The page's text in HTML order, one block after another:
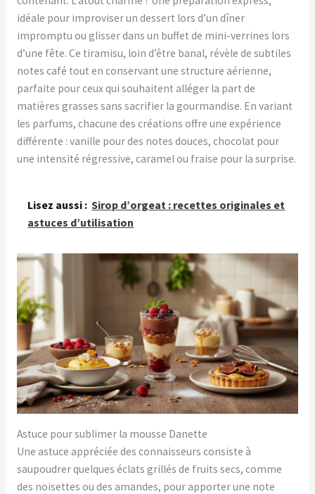
idéale pour improviser un dessert lors d’un dîner
impromptu ou glisser dans un buffet de mini-verrines lors
d’une fête. Ce tiramisu, loin d’être banal, révèle de subtiles
notes café tout en conservant une structure aérienne,
parfaite pour ceux qui souhaitent alléger la part de
matières grasses sans sacrifier la gourmandise. En variant
les parfums, chacune des créations offre une expérience
différente : vanille pour des notes douces, chocolat pour
une intensité régressive, caramel ou fraise pour la surprise.
Lisez aussi : Sirop d’orgeat : recettes originales et
astuces d’utilisation
Astuce pour sublimer la mousse Danette
Une astuce appréciée des connaisseurs consiste à
saupoudrer quelques éclats grillés de fruits secs, comme
des noisettes ou des amandes, pour apporter une note